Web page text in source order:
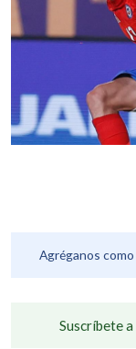
Agréganos
Suscríbete